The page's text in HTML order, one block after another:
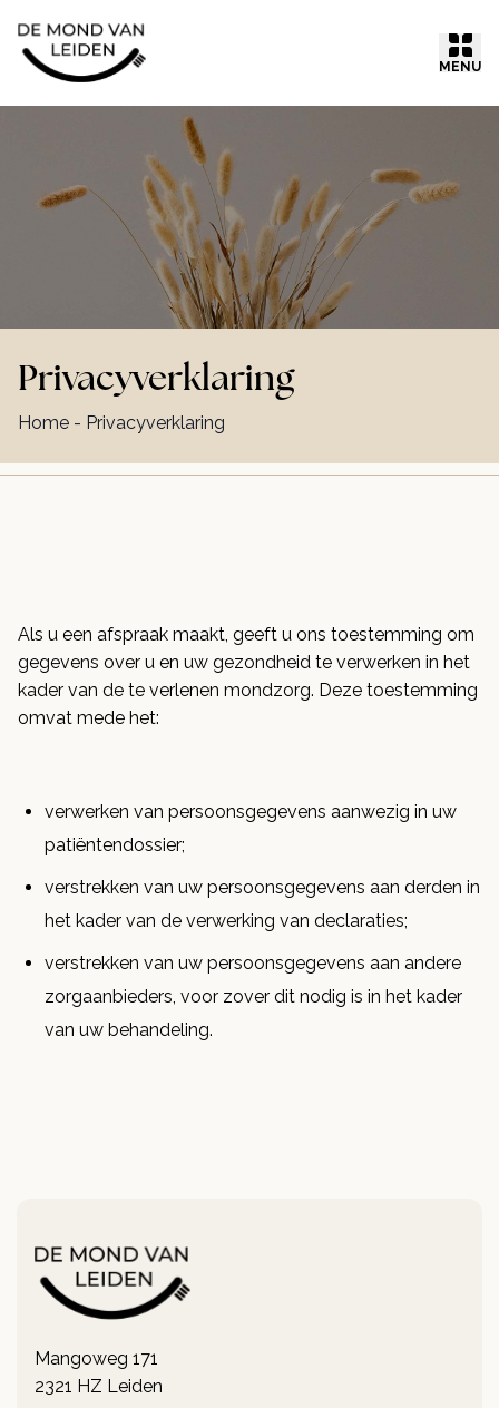
Ga naar inhoud
MENU
Privacyverklaring
Home - Privacyverklaring
Als u een afspraak maakt, geeft u ons toestemming om
gegevens over u en uw gezondheid te verwerken in het
kader van de te verlenen mondzorg. Deze toestemming
omvat mede het:
verwerken van persoonsgegevens aanwezig in uw
patiëntendossier;
verstrekken van uw persoonsgegevens aan derden in
het kader van de verwerking van declaraties;
verstrekken van uw persoonsgegevens aan andere
zorgaanbieders, voor zover dit nodig is in het kader
van uw behandeling.
Mangoweg 171
2321 HZ Leiden